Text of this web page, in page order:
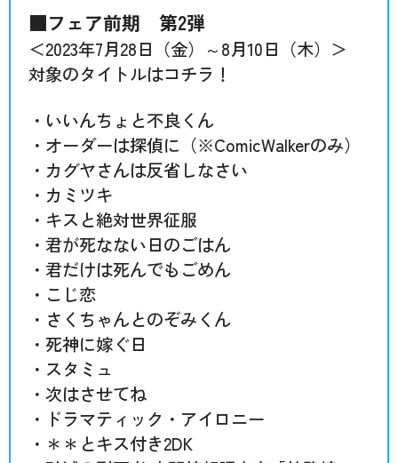
■フェア前期 第2弾
＜2023年7月28日（金）～8月10日（木）＞
対象のタイトルはコチラ！
・いいんちょと不良くん
・オーダーは探偵に（※ComicWalkerのみ）
・カグヤさんは反省しなさい
・カミツキ
・キスと絶対世界征服
・君が死なない日のごはん
・君だけは死んでもごめん
・こじ恋
・さくちゃんとのぞみくん
・死神に嫁ぐ日
・スタミュ
・次はさせてね
・ドラマティック・アイロニー
・＊＊とキス付き2DK